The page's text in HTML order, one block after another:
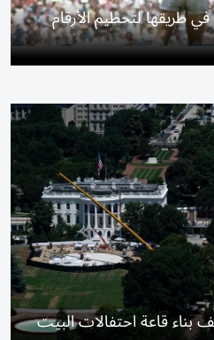
في طريقها لتحطيم الأرقام
قاعة احتفالات البيت